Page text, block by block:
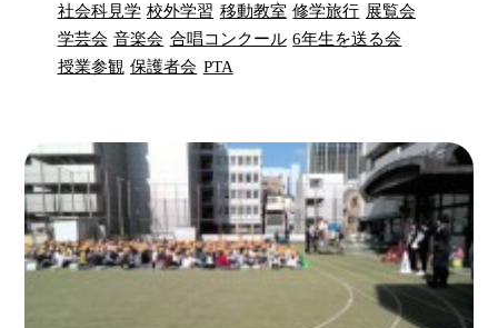
社会科見学 校外学習 移動教室 修学旅行 展覧会
学芸会 音楽会 合唱コンクール 6年生を送る会
授業参観 保護者会 PTA